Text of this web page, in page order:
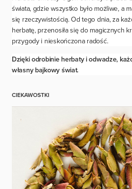
świata, gdzie wszystko było możliwe, a
się rzeczywistością. Od tego dnia, za
herbatę, przenosiła się do magicznych
przygody i nieskończona radość.
Dzięki odrobinie herbaty i odwadze,
własny bajkowy świat.
CIEKAWOSTKI